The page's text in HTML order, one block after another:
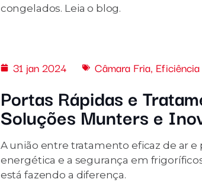
congelados. Leia o blog.
31 jan 2024 Câmara Fria,
Portas Rápidas e
Soluções Munters e
A união entre tratamento eficaz de ar e
energética e a segurança em
está fazendo a diferença.